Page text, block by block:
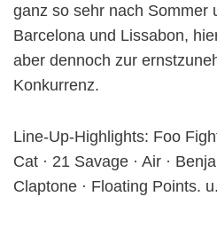
ganz so sehr nach Sommer
Barcelona und Lissabon,
aber dennoch zur
Konkurrenz.
Line-Up-Highlights: Foo
Cat · 21 Savage · Air ·
Claptone · Floating Points.